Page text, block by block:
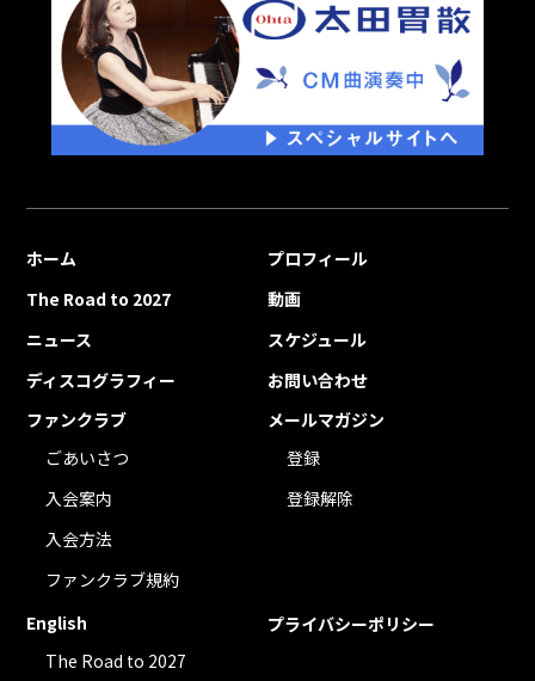
ホーム
プロフィール
The Road to 2027
動画
ニュース
スケジュール
ディスコグラフィー
お問い合わせ
ファンクラブ
ごあいさつ
入会案内
入会方法
ファンクラブ規約
メールマガジン
登録
登録解除
English
The Road to 2027
プライバシーポリシー